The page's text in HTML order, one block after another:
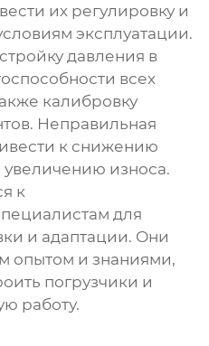
их регулировку и
эксплуатации.
давления в
всех
калибровку
Неправильная
к снижению
износа.
к
для
и адаптации. Они
опытом и знаниями,
погрузчики и
работу.